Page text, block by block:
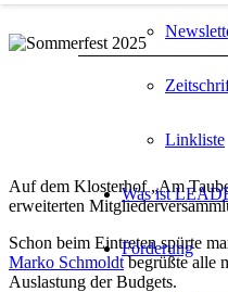
Linkliste
Was ist
Förderung
Auf dem Klosterhof „Am
erweiterten
Schon beim Eintreten spürte
Marko Schmoldtbegrüßte alle
Auslastung der Budgets.